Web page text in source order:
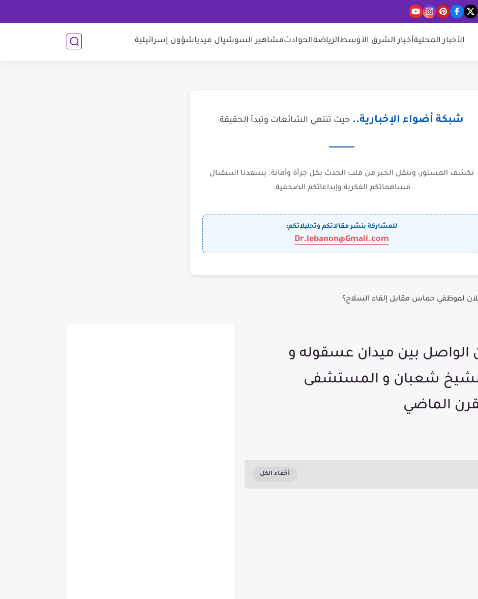
الأخبار المحليةأخبار الشرق الأوسطالرياضةالحوادثمشاهير السوشيال ميدياشؤون إسرائيلية
شبكة أضواء الإخبارية.. حيث تنتهي الشائعات وتبدأ الحقيقة
نكشف المستور، وننقل الخبر من قلب الحدث بكل جرأة وأمانة. يسعدنا استقبال
مساهماتكم الفكرية وإبداعاتكم الصحفية.
للمشاركة بنشر مقالاتكم وتحليلاتكم:
Dr.lebanon@Gmail.com
لموظفي حماس مقابل إلقاء السلاح؟
الواصل بين ميدان عسقوله و
الشيخ شعبان و المستشفى
الماضي